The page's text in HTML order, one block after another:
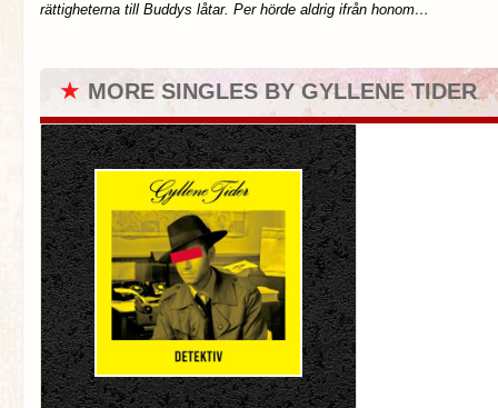
rättigheterna till Buddys låtar. Per hörde aldrig ifrån honom…
★ MORE SINGLES BY GYLLENE TIDER